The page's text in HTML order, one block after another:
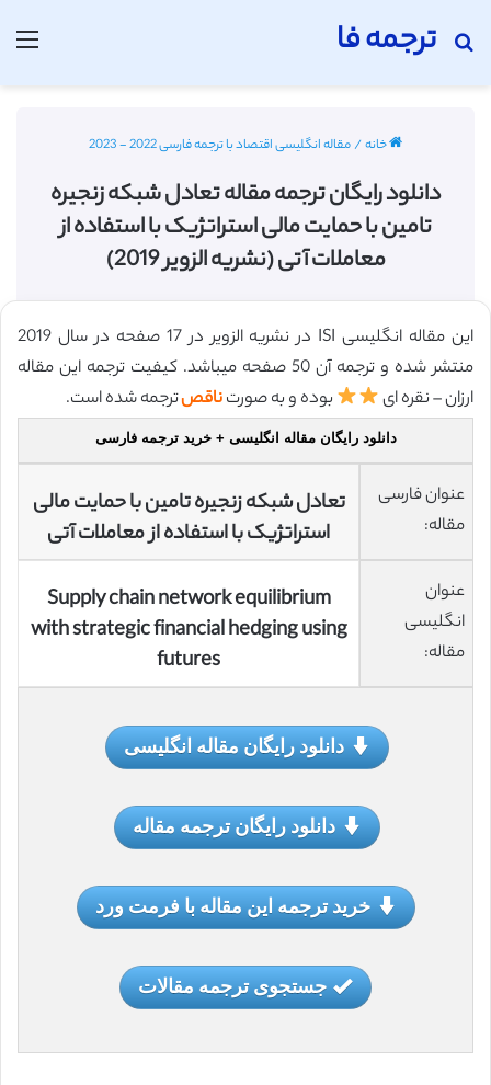
ترجمه فا
جستجو برای
خانه/مقاله انگلیسی اقتصاد با ترجمه فارسی 2022 - 2023
دانلود رایگان ترجمه مقاله تعادل شبکه زنجیره
تامین با حمایت مالی استراتژیک با استفاده از
معاملات آتی (نشریه الزویر 2019)
این مقاله انگلیسی ISI در نشریه الزویر در 17 صفحه در سال 2019
منتشر شده و ترجمه آن 50 صفحه میباشد. کیفیت ترجمه این مقاله
ارزان – نقره ای
بوده و به صورتناقصترجمه شده است.
دانلود رایگان مقاله انگلیسی + خرید ترجمه فارسی
عنوان فارسی
مقاله:
تعادل شبکه زنجیره تامین با حمایت مالی
استراتژیک با استفاده از معاملات آتی
عنوان
انگلیسی
مقاله:
Supply chain network equilibrium
with strategic financial hedging using
futures
دانلود رایگان مقاله انگلیسی
دانلود رایگان ترجمه مقاله
خرید ترجمه این مقاله با فرمت ورد
جستجوی ترجمه مقالات